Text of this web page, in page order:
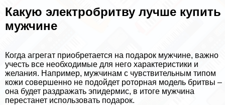
Какую электробритву лучше купить
мужчине
Когда агрегат приобретается на подарок мужчине, важно
учесть все необходимые для него хаpaктеристики и
желания. Например, мужчинам с чувствительным типом
кожи совершенно не подойдет роторная модель бритвы –
она будет раздражать эпидермис, в итоге мужчина
перестанет использовать подарок.